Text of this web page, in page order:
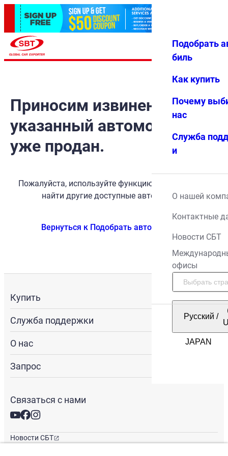
Избранн
Меню
Подобрать
биль
Как купить
Почему
нас
Служба
и
О нашей
Контактные
Новости СБТ
офисы
Русский /
Приносим извинения, но
указанный автомобиль
уже продан.
Пожалуйста, используйте функцию поиска, чтобы
найти другие доступные автомобили.
Вернуться к Подобрать автомобиль
Купить
Служба поддержки
О нас
Запрос
Связаться с нами
Новости СБТ